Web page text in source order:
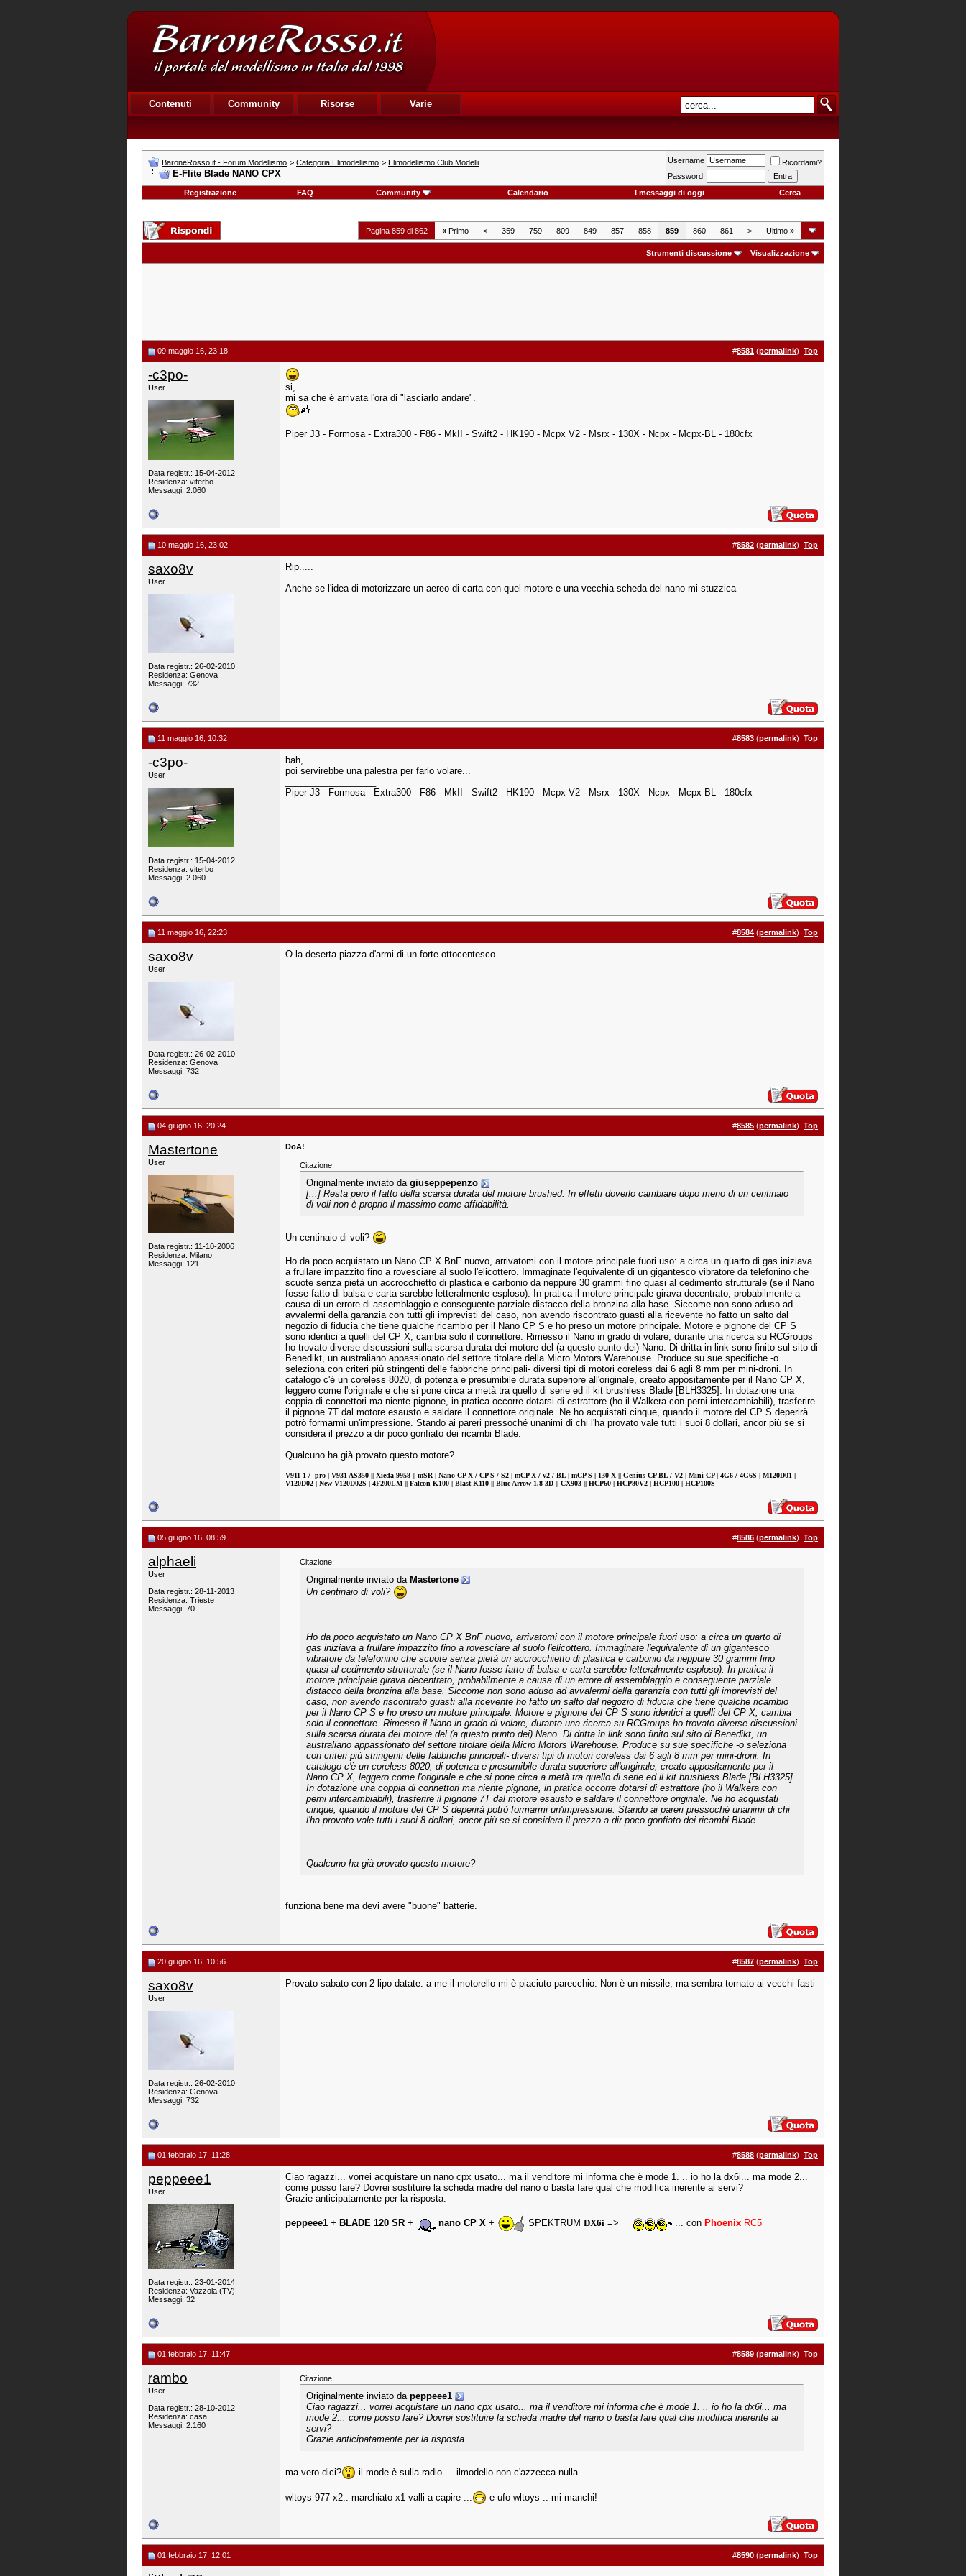
Contenuti Community Risorse Varie
BaroneRosso.it - Forum Modellismo > Categoria Elimodellismo > Elimodellismo Club Modelli
E-Flite Blade NANO CPX
Username
Ricordami?
Password
Registrazione
FAQ Community Calendario I messaggi di oggi Cerca
Pagina 859 di 862 « Primo < 359 759 809 849 857 858 859 860 861 > Ultimo »
Strumenti discussione Visualizzazione
09 maggio 16, 23:18 #8581 (permalink) Top
-c3po-
User
Data registr.: 15-04-2012
Residenza: viterbo
Messaggi: 2.060
si,
mi sa che è arrivata l'ora di "lasciarlo andare".
Piper J3 - Formosa - Extra300 - F86 - MkII - Swift2 - HK190 - Mcpx V2 - Msrx - 130X - Ncpx - Mcpx-BL - 180cfx
10 maggio 16, 23:02 #8582 (permalink) Top
saxo8v
User
Data registr.: 26-02-2010
Residenza: Genova
Messaggi: 732
Rip.....
Anche se l'idea di motorizzare un aereo di carta con quel motore e una vecchia scheda del nano mi stuzzica
11 maggio 16, 10:32 #8583 (permalink) Top
-c3po-
User
Data registr.: 15-04-2012
Residenza: viterbo
Messaggi: 2.060
bah,
poi servirebbe una palestra per farlo volare...
Piper J3 - Formosa - Extra300 - F86 - MkII - Swift2 - HK190 - Mcpx V2 - Msrx - 130X - Ncpx - Mcpx-BL - 180cfx
11 maggio 16, 22:23 #8584 (permalink) Top
saxo8v
User
Data registr.: 26-02-2010
Residenza: Genova
Messaggi: 732
O la deserta piazza d'armi di un forte ottocentesco.....
04 giugno 16, 20:24 #8585 (permalink) Top
Mastertone
User
Data registr.: 11-10-2006
Residenza: Milano
Messaggi: 121
DoA!
Citazione:
Originalmente inviato da giuseppepenzo
[...] Resta però il fatto della scarsa durata del motore brushed. In effetti doverlo cambiare dopo meno di un centinaio
di voli non è proprio il massimo come affidabilità.
Un centinaio di voli?
Ho da poco acquistato un Nano CP X BnF nuovo, arrivatomi con il motore principale fuori uso: a circa un quarto di gas iniziava
a frullare impazzito fino a rovesciare al suolo l'elicottero. Immaginate l'equivalente di un gigantesco vibratore da telefonino che
scuote senza pietà un accrocchietto di plastica e carbonio da neppure 30 grammi fino quasi al cedimento strutturale (se il Nano
fosse fatto di balsa e carta sarebbe letteralmente esploso). In pratica il motore principale girava decentrato, probabilmente a
causa di un errore di assemblaggio e conseguente parziale distacco della bronzina alla base. Siccome non sono aduso ad
avvalermi della garanzia con tutti gli imprevisti del caso, non avendo riscontrato guasti alla ricevente ho fatto un salto dal
negozio di fiducia che tiene qualche ricambio per il Nano CP S e ho preso un motore principale. Motore e pignone del CP S
sono identici a quelli del CP X, cambia solo il connettore. Rimesso il Nano in grado di volare, durante una ricerca su RCGroups
ho trovato diverse discussioni sulla scarsa durata dei motore del (a questo punto dei) Nano. Di dritta in link sono finito sul sito di
Benedikt, un australiano appassionato del settore titolare della Micro Motors Warehouse. Produce su sue specifiche -o
seleziona con criteri più stringenti delle fabbriche principali- diversi tipi di motori coreless dai 6 agli 8 mm per mini-droni. In
catalogo c'è un coreless 8020, di potenza e presumibile durata superiore all'originale, creato appositamente per il Nano CP X,
leggero come l'originale e che si pone circa a metà tra quello di serie ed il kit brushless Blade [BLH3325]. In dotazione una
coppia di connettori ma niente pignone, in pratica occorre dotarsi di estrattore (ho il Walkera con perni intercambiabili), trasferire
il pignone 7T dal motore esausto e saldare il connettore originale. Ne ho acquistati cinque, quando il motore del CP S deperirà
potrò formarmi un'impressione. Stando ai pareri pressoché unanimi di chi l'ha provato vale tutti i suoi 8 dollari, ancor più se si
considera il prezzo a dir poco gonfiato dei ricambi Blade.
Qualcuno ha già provato questo motore?
V911-1 / -pro | V931 AS350 || Xieda 9958 || mSR | Nano CP X / CP S / S2 | mCP X / v2 / BL | mCP S | 130 X || Genius CP BL / V2 | Mini CP | 4G6 / 4G6S | M120D01 |
V120D02 | New V120D02S | 4F200LM || Falcon K100 | Blast K110 || Blue Arrow 1.8 3D || CX903 || HCP60 | HCP80V2 | HCP100 | HCP100S
05 giugno 16, 08:59 #8586 (permalink) Top
alphaeli
User
Data registr.: 28-11-2013
Residenza: Trieste
Messaggi: 70
Citazione:
Originalmente inviato da Mastertone
Un centinaio di voli?
Ho da poco acquistato un Nano CP X BnF nuovo, arrivatomi con il motore principale fuori uso: a circa un quarto di
gas iniziava a frullare impazzito fino a rovesciare al suolo l'elicottero. Immaginate l'equivalente di un gigantesco
vibratore da telefonino che scuote senza pietà un accrocchietto di plastica e carbonio da neppure 30 grammi fino
quasi al cedimento strutturale (se il Nano fosse fatto di balsa e carta sarebbe letteralmente esploso). In pratica il
motore principale girava decentrato, probabilmente a causa di un errore di assemblaggio e conseguente parziale
distacco della bronzina alla base. Siccome non sono aduso ad avvalermi della garanzia con tutti gli imprevisti del
caso, non avendo riscontrato guasti alla ricevente ho fatto un salto dal negozio di fiducia che tiene qualche ricambio
per il Nano CP S e ho preso un motore principale. Motore e pignone del CP S sono identici a quelli del CP X, cambia
solo il connettore. Rimesso il Nano in grado di volare, durante una ricerca su RCGroups ho trovato diverse discussioni
sulla scarsa durata dei motore del (a questo punto dei) Nano. Di dritta in link sono finito sul sito di Benedikt, un
australiano appassionato del settore titolare della Micro Motors Warehouse. Produce su sue specifiche -o seleziona
con criteri più stringenti delle fabbriche principali- diversi tipi di motori coreless dai 6 agli 8 mm per mini-droni. In
catalogo c'è un coreless 8020, di potenza e presumibile durata superiore all'originale, creato appositamente per il
Nano CP X, leggero come l'originale e che si pone circa a metà tra quello di serie ed il kit brushless Blade [BLH3325].
In dotazione una coppia di connettori ma niente pignone, in pratica occorre dotarsi di estrattore (ho il Walkera con
perni intercambiabili), trasferire il pignone 7T dal motore esausto e saldare il connettore originale. Ne ho acquistati
cinque, quando il motore del CP S deperirà potrò formarmi un'impressione. Stando ai pareri pressoché unanimi di chi
l'ha provato vale tutti i suoi 8 dollari, ancor più se si considera il prezzo a dir poco gonfiato dei ricambi Blade.
Qualcuno ha già provato questo motore?
funziona bene ma devi avere "buone" batterie.
20 giugno 16, 10:56 #8587 (permalink) Top
saxo8v
User
Data registr.: 26-02-2010
Residenza: Genova
Messaggi: 732
Provato sabato con 2 lipo datate: a me il motorello mi è piaciuto parecchio. Non è un missile, ma sembra tornato ai vecchi fasti
01 febbraio 17, 11:28 #8588 (permalink) Top
peppeee1
User
Data registr.: 23-01-2014
Residenza: Vazzola (TV)
Messaggi: 32
Ciao ragazzi... vorrei acquistare un nano cpx usato... ma il venditore mi informa che è mode 1. .. io ho la dx6i... ma mode 2...
come posso fare? Dovrei sostituire la scheda madre del nano o basta fare qual che modifica inerente ai servi?
Grazie anticipatamente per la risposta.
peppeee1 + BLADE 120 SR + nano CP X + SPEKTRUM DX6i => ... con Phoenix RC5
01 febbraio 17, 11:47 #8589 (permalink) Top
rambo
User
Data registr.: 28-10-2012
Residenza: casa
Messaggi: 2.160
Citazione:
Originalmente inviato da peppeee1
Ciao ragazzi... vorrei acquistare un nano cpx usato... ma il venditore mi informa che è mode 1. .. io ho la dx6i... ma
mode 2... come posso fare? Dovrei sostituire la scheda madre del nano o basta fare qual che modifica inerente ai
servi?
Grazie anticipatamente per la risposta.
ma vero dici?
il mode è sulla radio.... ilmodello non c'azzecca nulla
wltoys 977 x2.. marchiato x1 valli a capire ...
e ufo wltoys .. mi manchi!
01 febbraio 17, 12:01 #8590 (permalink) Top